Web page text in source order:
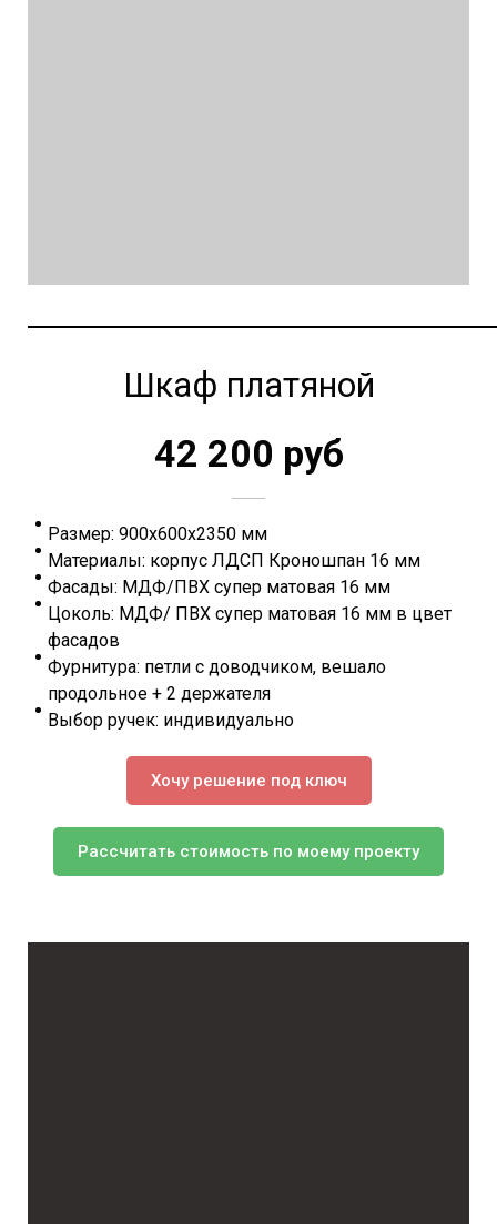
Шкаф платяной
42 200 руб
Размер: 900х600х2350 мм
Материалы: корпус ЛДСП Кроношпан 16 мм
Фасады: МДФ/ПВХ супер матовая 16 мм
Цоколь: МДФ/ ПВХ супер матовая 16 мм в цвет
фасадов
Фурнитура: петли с доводчиком, вешало
продольное + 2 держателя
Выбор ручек: индивидуально
Хочу решение под ключ
Рассчитать стоимость по моему проекту